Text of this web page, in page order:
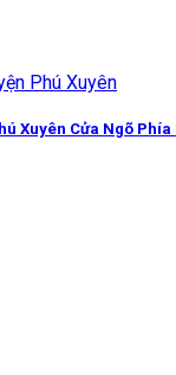
Xuyên Cửa Ngõ